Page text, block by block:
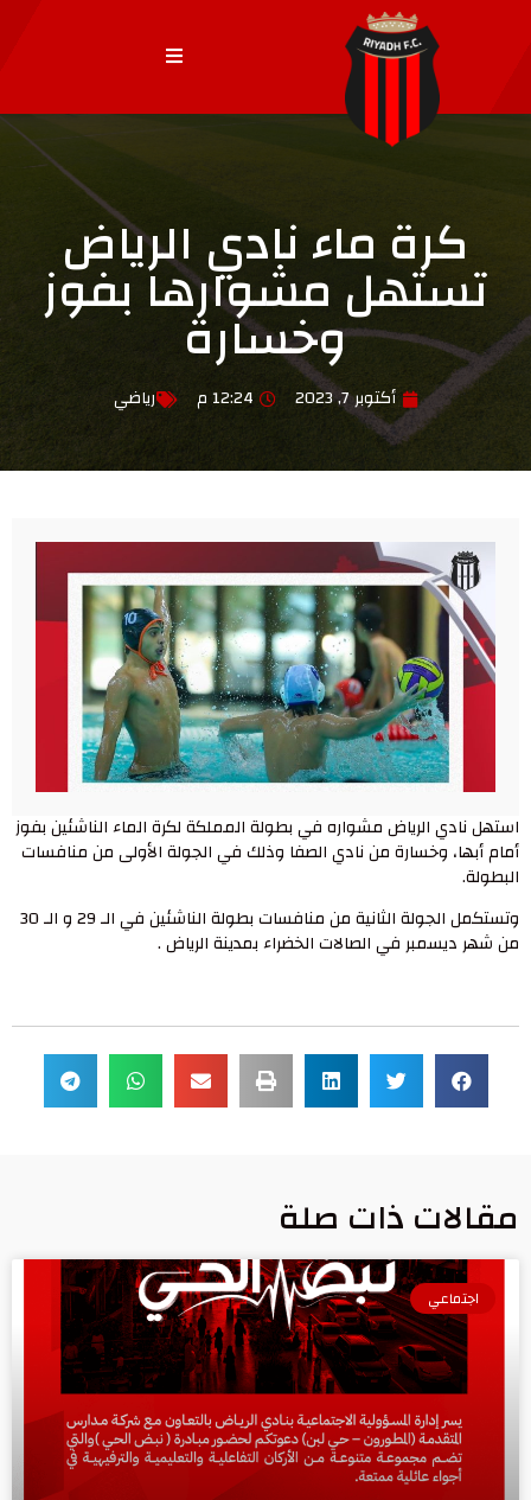
كرة ماء نادي الرياض
تستهل مشوارها بفوز
وخسارة
أكتوبر 7, 2023 12:24 م رياضي
استهل نادي الرياض مشواره في بطولة المملكة لكرة الماء الناشئين بفوز
أمام أبها، وخسارة من نادي الصفا وذلك في الجولة الأولى من منافسات
البطولة.
وتستكمل الجولة الثانية من منافسات بطولة الناشئين في الـ 29 و الـ 30
من شهر ديسمبر في الصالات الخضراء بمدينة الرياض .
مقالات ذات صلة
اجتماعي